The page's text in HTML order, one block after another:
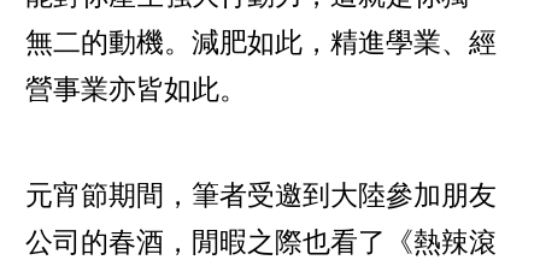
無二的動機。減肥如此，精進學業、經
營事業亦皆如此。
元宵節期間，筆者受邀到大陸參加朋友
公司的春酒，閒暇之際也看了《熱辣滾